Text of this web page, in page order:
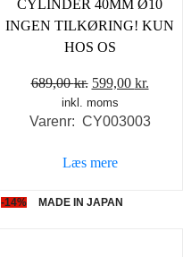
CYLINDER 40MM Ø10
INGEN TILKØRING! KUN
HOS OS
689,00kr. Den
oprindelige
pris
689,00 kr..
599,00 kr.
pris
inkl. moms
Varenr: CY003003
Læs mere
-14% MADE IN JAPAN